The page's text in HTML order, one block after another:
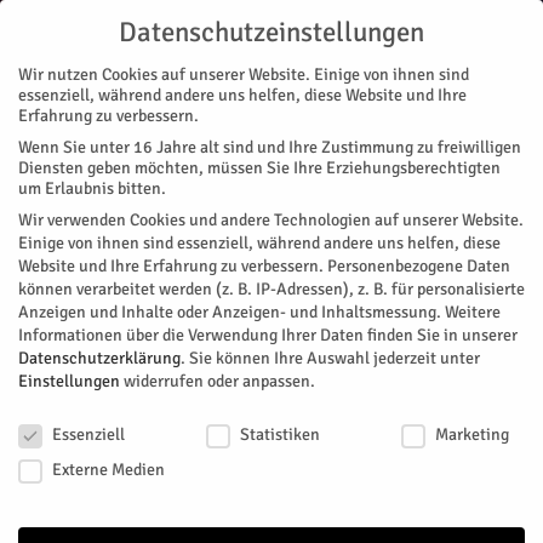
Start Stadtteile Jülich Beziehungsstreit endet blutig
STADTTEILE JÜLICH
Beziehungsstreit endet blutig
In der nacht zu Samstag wollte laut Polizeibericht ein
22jähriger Jülicher seine Ex-Freundin kurz nach Mitternacht
auf der Straße zur Rede stellen, die sich am Vortag von ihm
getrennt hatte.
Datenschutzeinstellungen
Wir nutzen Cookies auf unserer Website. Einige von ihnen sind
essenziell, während andere uns helfen, diese Website und Ihre
Erfahrung zu verbessern.
Wenn Sie unter 16 Jahre alt sind und Ihre Zustimmung zu freiwilligen
Diensten geben möchten, müssen Sie Ihre Erziehungsberechtigten
um Erlaubnis bitten.
Wir verwenden Cookies und andere Technologien auf unserer Website.
Einige von ihnen sind essenziell, während andere uns helfen, diese
Website und Ihre Erfahrung zu verbessern. Personenbezogene Daten
können verarbeitet werden (z. B. IP-Adressen), z. B. für personalisierte
Anzeigen und Inhalte oder Anzeigen- und Inhaltsmessung. Weitere
Informationen über die Verwendung Ihrer Daten finden Sie in unserer
Datenschutzerklärung. Sie können Ihre Auswahl jederzeit unter
Einstellungen widerrufen oder anpassen.
Essenziell
Statistiken
Marketing
Externe Medien